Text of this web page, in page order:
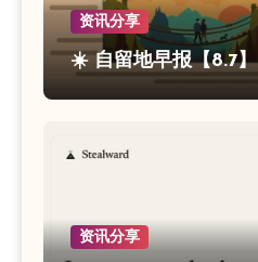
资讯分享
☀️ 自留地早报【8.7】
资讯分享